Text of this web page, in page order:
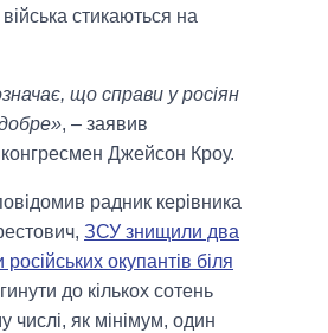
війська стикаються на
що справи у росіян
, – заявив
Джейсон Кроу.
радник керівника
ЗСУ знищили два
окупантів біля
до кількох сотень
числі, як мінімум, один